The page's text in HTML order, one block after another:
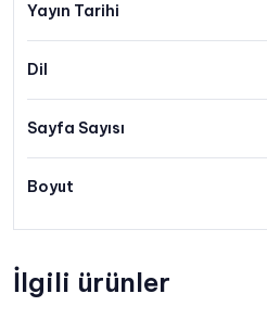
Yayın Tarihi
Dil
Sayfa Sayısı
Boyut
İlgili ürünler